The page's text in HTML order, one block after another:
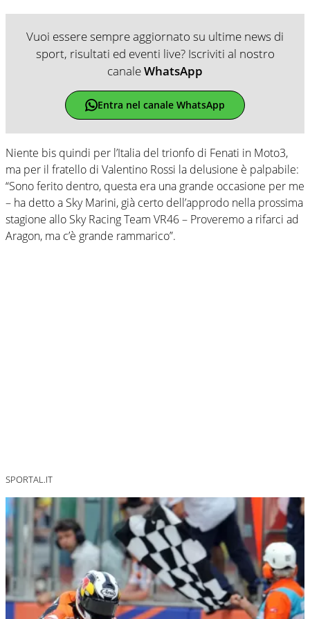
Vuoi essere sempre aggiornato su ultime news di
sport, risultati ed eventi live? Iscriviti al nostro
canaleWhatsApp
Entra nel canale WhatsApp
Niente bis quindi per l’Italia del trionfo di Fenati in Moto3,
ma per il fratello di Valentino Rossi la delusione è palpabile:
“Sono ferito dentro, questa era una grande occasione per me
– ha detto a Sky Marini, già certo dell’approdo nella prossima
stagione allo Sky Racing Team VR46 – Proveremo a rifarci ad
Aragon, ma c’è grande rammarico”.
SPORTAL.IT